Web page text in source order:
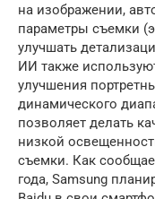
на изображении,
параметры съемки
улучшать
ИИ также
улучшения
динамического
позволяет делать
низкой
съемки. Как
года, Samsung